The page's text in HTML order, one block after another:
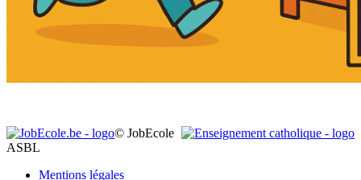
© JobEcole
ASBL
Mentions légales